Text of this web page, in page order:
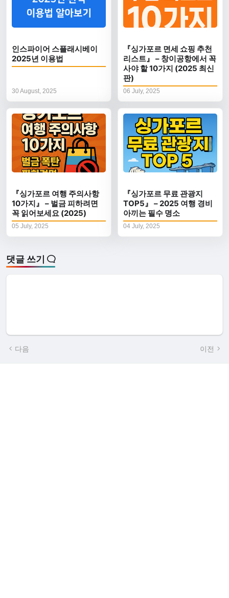
인스파이어 스플래시베이
2025년 이용법
30 August, 2025
『싱가포르 면세 쇼핑 추천
리스트』 – 창이공항에서 꼭
사야 할 10가지 (2025 최신
판)
06 July, 2025
『싱가포르 여행 주의사항
10가지』 – 벌금 피하려면
꼭 읽어보세요 (2025)
05 July, 2025
『싱가포르 무료 관광지
TOP5』 – 2025 여행 경비
아끼는 필수 명소
04 July, 2025
댓글 쓰기
다음 이전